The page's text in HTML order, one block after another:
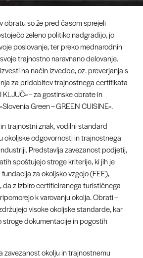
obratu so že pred časom sprejeli
zeleno politiko nadgradijo, jo
poslovanje, ter preko mednarodnih
trajnostno naravnano delovanje.
na način izvedbe, oz. preverjanja s
za pridobitev trajnostnega certifikata
KLJUČ« – za gostinske obrate in
Green – GREEN CUISINE«.
trajnostni znak, vodilni standard
okoljske odgovornosti in trajnostnega
Predstavlja zavezanost podjetij,
spoštujejo stroge kriterije, ki jih je
za okoljsko vzgojo (FEE),
da z izbiro certificiranega turističnega
k varovanju okolja. Obrati –
visoke okoljske standarde, kar
stroge dokumentacije in pogostih
zavezanost okolju in trajnostnemu